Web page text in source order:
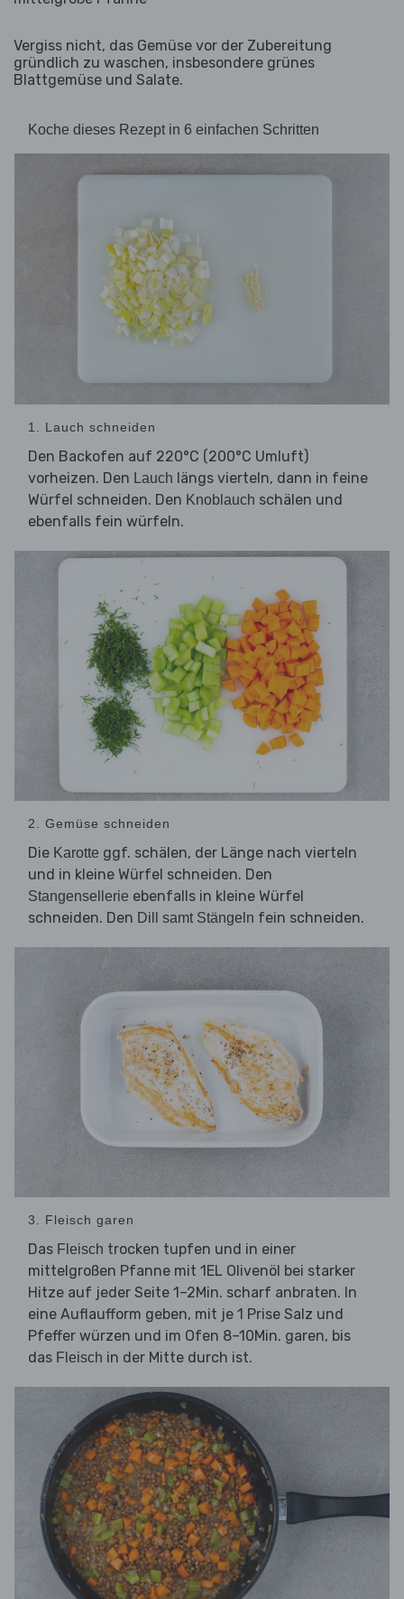
Vergiss nicht, das Gemüse vor der Zubereitung
gründlich zu waschen, insbesondere grünes
Blattgemüse und Salate.
Koche dieses Rezept in 6 einfachen Schritten
1. Lauch schneiden
Den Backofen auf 220°C (200°C Umluft)
vorheizen. Den Lauch längs vierteln, dann in feine
Würfel schneiden. Den Knoblauch schälen und
ebenfalls fein würfeln.
2. Gemüse schneiden
Die Karotte ggf. schälen, der Länge nach vierteln
und in kleine Würfel schneiden. Den
Stangensellerie ebenfalls in kleine Würfel
schneiden. Den Dill samt Stängeln fein schneiden.
3. Fleisch garen
Das Fleisch trocken tupfen und in einer
mittelgroßen Pfanne mit 1EL Olivenöl bei starker
Hitze auf jeder Seite 1–2Min. scharf anbraten. In
eine Auflaufform geben, mit je 1 Prise Salz und
Pfeffer würzen und im Ofen 8–10Min. garen, bis
das Fleisch in der Mitte durch ist.